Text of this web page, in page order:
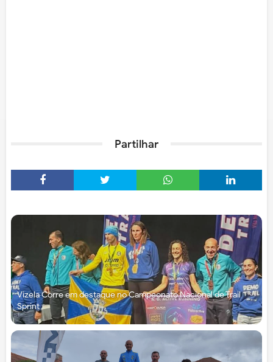
Partilhar
Vizela Corre em destaque no Campeonato Nacional de Trail
Sprint